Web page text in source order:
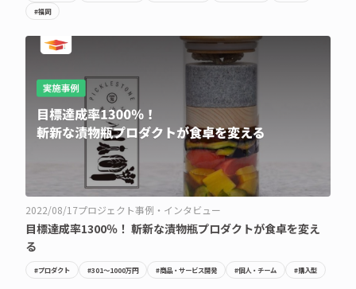
#福岡
2022/08/17プロジェクト事例・インタビュー
目標達成率1300％！ 斬新な漬物瓶プロダクトが食卓を変え
る
#プロダクト #301〜1000万円 #商品・サービス開発 #個人・チーム #購入型